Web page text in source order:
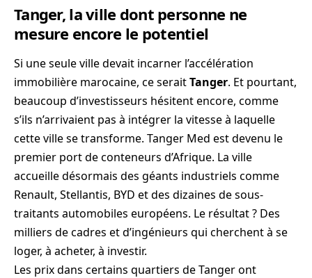
Tanger, la ville dont personne ne
mesure encore le potentiel
Si une seule ville devait incarner l’accélération
immobilière marocaine, ce seraitTanger. Et pourtant,
beaucoup d’investisseurs hésitent encore, comme
s’ils n’arrivaient pas à intégrer la vitesse à laquelle
cette ville se transforme. Tanger Med est devenu le
premier port de conteneurs d’Afrique. La ville
accueille désormais des géants industriels comme
Renault, Stellantis, BYD et des dizaines de sous-
traitants automobiles européens. Le résultat ? Des
milliers de cadres et d’ingénieurs qui cherchent à se
loger, à acheter, à investir.
Les prix dans certains quartiers de Tanger ont